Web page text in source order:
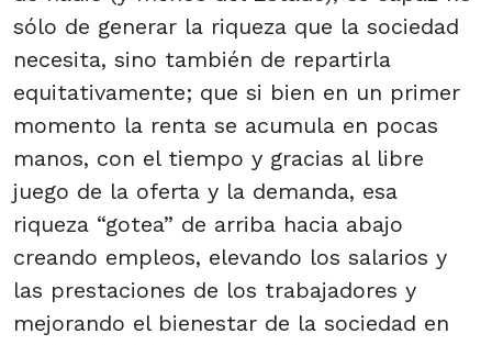
sólo de generar la riqueza que la sociedad
necesita, sino también de repartirla
equitativamente; que si bien en un primer
momento la renta se acumula en pocas
manos, con el tiempo y gracias al libre
juego de la oferta y la demanda, esa
riqueza “gotea” de arriba hacia abajo
creando empleos, elevando los salarios y
las prestaciones de los trabajadores y
mejorando el bienestar de la sociedad en